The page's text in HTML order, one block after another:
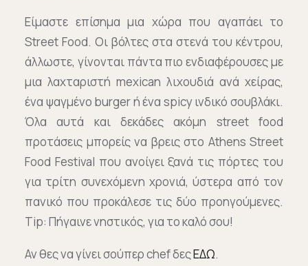
Είμαστε επίσημα μια χώρα που αγαπάει το
Street Food. Οι βόλτες στα στενά του κέντρου,
άλλωστε, γίνονται πάντα πιο ενδιαφέρουσες με
μια λαχταριστή mexican λιχουδιά ανά χείρας,
ένα ψαγμένο burger ή ένα spicy ινδικό σουβλάκι.
Όλα αυτά και δεκάδες ακόμη street food
προτάσεις μπορείς να βρεις στο Athens Street
Food Festival που ανοίγει ξανά τις πόρτες του
για τρίτη συνεχόμενη χρονιά, ύστερα από τον
πανικό που προκάλεσε τις δύο προηγούμενες.
Tip: Πήγαινε νηστικός, για το καλό σου!
Αν θες να γίνει σούπερ chef δεςΕΔΩ.